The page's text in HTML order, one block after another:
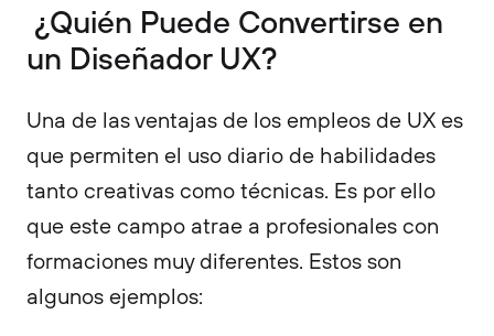
¿Quién Puede Convertirse en
un Diseñador UX?
Una de las ventajas de los empleos de UX es
que permiten el uso diario de habilidades
tanto creativas como técnicas. Es por ello
que este campo atrae a profesionales con
formaciones muy diferentes. Estos son
algunos ejemplos: